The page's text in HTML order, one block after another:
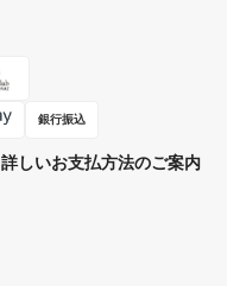
銀行振込
詳しいお支払方法のご案内